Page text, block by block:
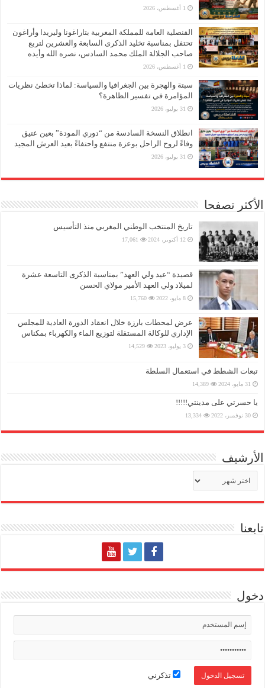
1 أغسطس، 2026
القنصلية العامة للمملكة المغربية بتاراغونا وليريدا وأراغون
تحتفل بمناسبة تخليد الذكرى السابعة والعشرين لتربع
صاحب الجلالة الملك محمد السادس، نصره الله وأيده
1 أغسطس، 2026
سبتة والهجرة بين الجغرافيا والسياسة: لماذا تخطئ نظريات
المؤامرة في تفسير الظاهرة؟
31 يوليو، 2026
انطلاق النسخة السادسة من “دوري المودة” بعين عتيق
وفاءً لروح الراحل بوعزة منتفع واحتفاءً بعيد العرش المجيد
31 يوليو، 2026
الأكثر تصفحا
تاريخ المنتخب الوطني المغربي منذ التأسيس
12 أكتوبر، 2024 17,061
قصيدة “عيد ولي العهد” بمناسبة الذكرى التاسعة عشرة
لميلاد ولي العهد الأمير مولاي الحسن
8 مايو، 2022 15,760
عرض لمحطات بارزة خلال انعقاد الدورة العادية للمجلس
الإداري للوكالة المستقلة لتوزيع الماء والكهرباء بمكناس
3 يوليو، 2023 14,529
تبعات الشطط في استعمال السلطة
31 مايو، 2024 14,389
يا حسرتي على مدينتي!!!!!
30 نوفمبر، 2022 13,334
الأرشيف
الأرشيف
تابعنا
دخول
تذكرني